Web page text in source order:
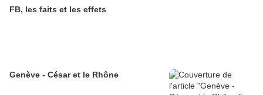
FB, les faits et les effets
Genève - César et le Rhône